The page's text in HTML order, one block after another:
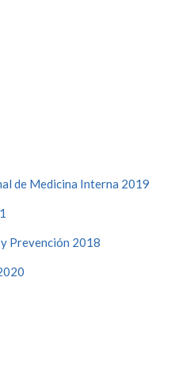
de Medicina Interna 2019
Prevención 2018